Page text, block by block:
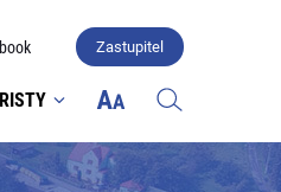
Zastupitel